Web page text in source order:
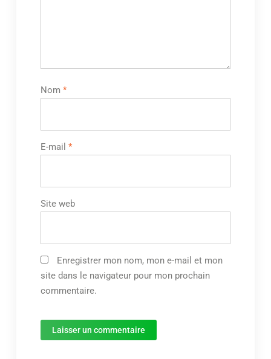
Nom *
E-mail *
Site web
Enregistrer mon nom, mon e-mail et mon
site dans le navigateur pour mon prochain
commentaire.